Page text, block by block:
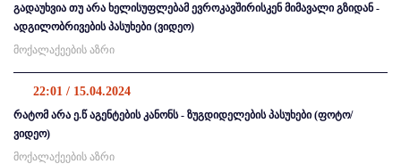
გადაუხვია თუ არა ხელისუფლებამ ევროკავშირისკენ მიმავალი გზიდან -
ადგილობრივების პასუხები (ვიდეო)
მოქალაქეების აზრი
22:01 / 15.04.2024
რატომ არა ე.წ აგენტების კანონს - ზუგდიდელების პასუხები (ფოტო/
ვიდეო)
მოქალაქეების აზრი